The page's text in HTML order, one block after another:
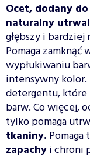
Ocet, dodany
naturalny
głębszy i
Pomaga zamknąć
wypłukiwaniu
intensywny
detergentu, które
barw. Co więcej,
tylko pomaga
tkaniny. Pomaga
zapachyi chroni